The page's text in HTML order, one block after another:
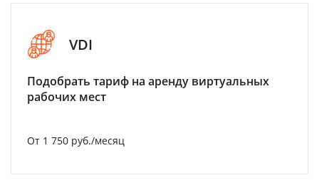
VDI
Подобрать тариф на аренду виртуальных
рабочих мест
От 1 750 руб./месяц